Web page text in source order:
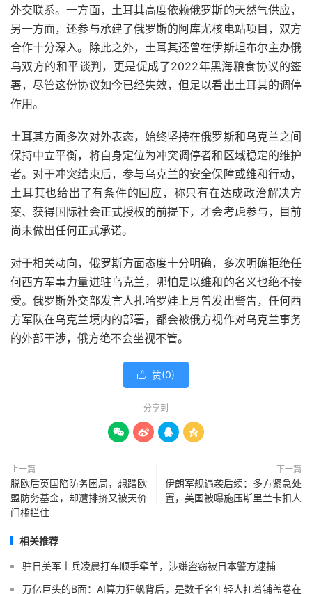
外交联系。一方面，土耳其高度依赖俄罗斯的天然气供应，
另一方面，还参与承建了俄罗斯的阿库尤核电站项目，双方
合作十分深入。除此之外，土耳其还曾在伊斯坦布尔主办俄
乌双方的和平谈判，更是促成了2022年黑海粮食协议的签
署，尽管这份协议如今已经失效，但足以看出土耳其的调停
作用。
土耳其方面多次对外表态，始终坚持在俄罗斯和乌克兰之间
保持中立平衡，将自身定位为冲突调停者和区域稳定的维护
者。对于冲突结束后，参与乌克兰的安全保障或维和行动，
土耳其也给出了有条件的回应，称只有在达成政治解决方
案、获得国际社会正式授权的前提下，才会考虑参与，目前
尚未做出任何正式承诺。
对于相关动向，俄罗斯方面态度十分明确，多次明确拒绝任
何西方军事力量进驻乌克兰，哪怕是以维和的名义也绝不接
受。俄罗斯外交部发言人扎哈罗娃上月曾发出警告，任何西
方军队在乌克兰境内的部署，都会被俄方视作对乌克兰事务
的外部干涉，俄方绝不会坐视不管。
 赞(0)
分享到
   
上一篇
脱欧后英国陷防务困局，想蹭欧
盟防务基金，却遭排挤又被天价
门槛拦住
下一篇
伊朗军舰遇袭后续：多方紧急处
置，美国被曝施压斯里兰卡扣人
相关推荐
驻日美军士兵凌晨打车顺手牵羊，涉嫌盗窃被日本警方逮捕
万亿巨头的B面：AI算力狂飙背后，是数千名年轻人扛着铺盖卷在